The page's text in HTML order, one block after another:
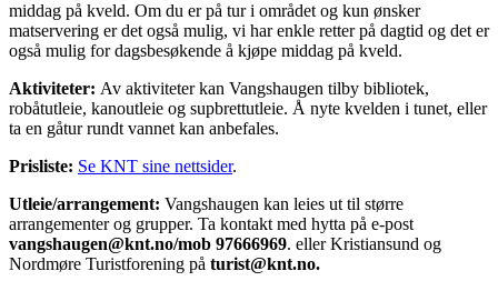
middag på kveld. Om du er på tur i området og kun ønsker
matservering er det også mulig, vi har enkle retter på dagtid og det er
også mulig for dagsbesøkende å kjøpe middag på kveld.
Aktiviteter: Av aktiviteter kan Vangshaugen tilby bibliotek,
robåtutleie, kanoutleie og supbrettutleie. Å nyte kvelden i tunet, eller
ta en gåtur rundt vannet kan anbefales.
Prisliste: Se KNT sine nettsider.
Utleie/arrangement: Vangshaugen kan leies ut til større
arrangementer og grupper. Ta kontakt med hytta på e-post
vangshaugen@knt.no/mob 97666969. eller Kristiansund og
Nordmøre Turistforening på turist@knt.no.